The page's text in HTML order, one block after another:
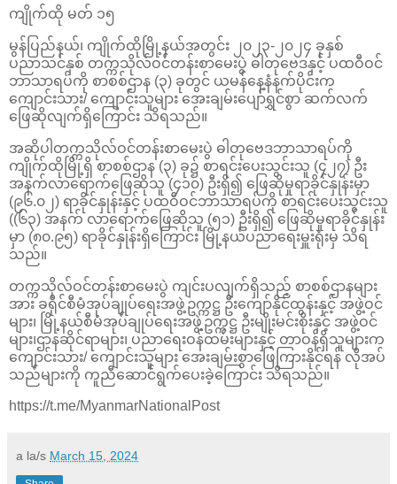
ကျိုက်ထို မတ် ၁၅
မွန်ပြည်နယ်၊ ကျိုက်ထိုမြို့နယ်အတွင်း ၂၀၂၃-၂၀၂၄ ခုနှစ်
ပညာသင်နှစ် တက္ကသိုလ်ဝင်တန်းစာမေးပွဲ ဓါတုဗေဒနှင့် ပထဝီဝင်
ဘာသာရပ်ကို စာစစ်ဌာန (၃) ခုတွင် ယမန်နေ့နံနက်ပိုင်းက
ကျောင်းသား/ ကျောင်းသူများ အေးချမ်းပျော်ရွှင်စွာ ဆက်လက်
ဖြေဆိုလျက်ရှိကြောင်း သိရသည်။
အဆိုပါတက္ကသိုလ်ဝင်တန်းစာမေးပွဲ ဓါတုဗေဒဘာသာရပ်ကို
ကျိုက်ထိုမြို့ရှိ စာစစ်ဌာန (၃) ခု၌ စာရင်းပေးသွင်းသူ (၄၂၇) ဦး
အနက်လာ‌ရောက်ဖြေဆိုသူ (၄၁၀) ဦးရှိ၍ ဖြေဆိုမှုရာခိုင်နှုန်းမှာ
(၉၆.၀၂) ရာခိုင်နှုန်းနှင့် ပထဝီဝင်ဘာသာရပ်ကို စာရင်းပေးသွင်းသူ
((၆၃) အနက် လာရောက်ဖြေဆိုသူ (၅၁) ဦးရှိ၍ ဖြေဆိုမှုရာခိုင်နှုန်း
မှာ (၈၀.၉၅) ရာခိုင်နှုန်းရှိကြောင်း မြို့နယ်ပညာရေးမှူးရုံးမှ သိရ
သည်။
တက္ကသိုလ်ဝင်တန်းစာမေးပွဲ ကျင်းပလျက်ရှိသည့် စာစစ်ဌာနများ
အား ခရိုင်စီမံအုပ်ချုပ်ရေးအဖွဲ့ဥက္ကဋ္ဌ ဦးကျော်နိုင်ထွန်းနှင့် အဖွဲ့ဝင်
များ၊ မြို့နယ်စီမံအုပ်ချုပ်ရေးအဖွဲ့ဥက္ကဋ္ဌ ဦးမျိုးမင်းစိုးနှင့် အဖွဲ့ဝင်
များ၊ဌာနဆိုင်ရာများ၊ ပညာ‌ရေးဝန်ထမ်းများနှင့် တာဝန်ရှိသူများက
ကျောင်းသား/ ကျောင်းသူများ အေးချမ်းစွာဖြေကြားနိုင်ရန် လိုအပ်
သည်များကို ကူညီ‌ဆောင်ရွက်ပေးခဲ့ကြောင်း သိရသည်။
https://t.me/MyanmarNationalPost
a la/s March 15, 2024